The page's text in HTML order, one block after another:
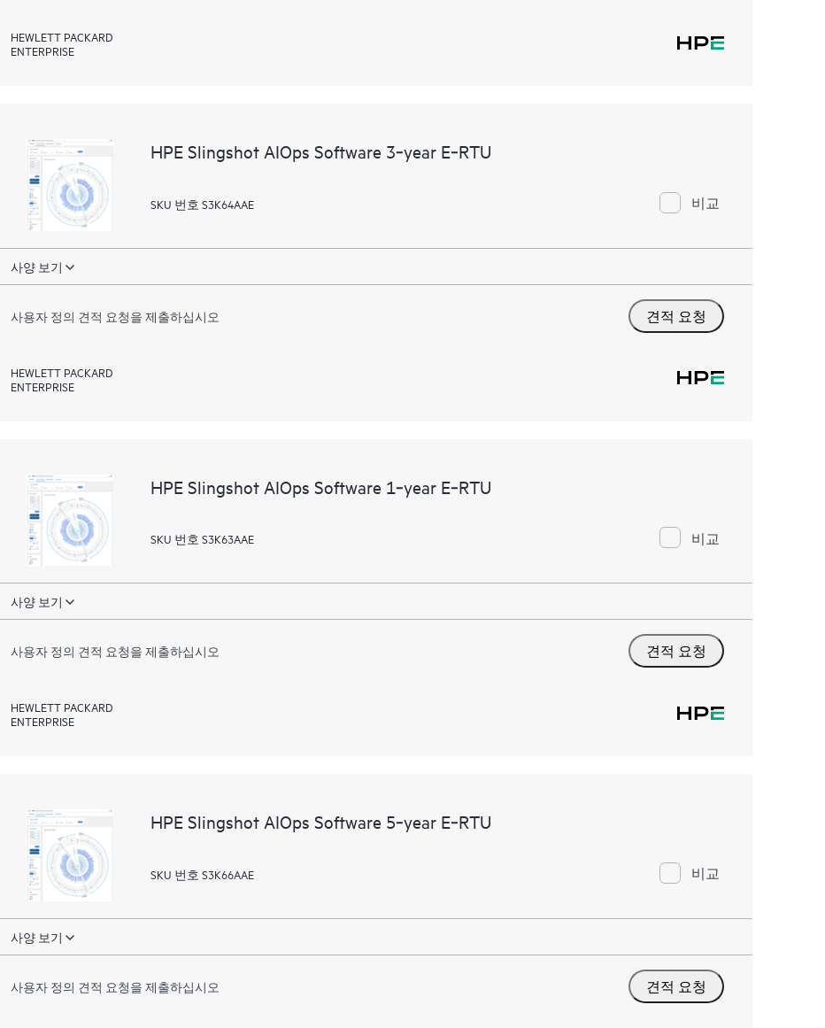
HEWLETT PACKARD
ENTERPRISE
HPE Slingshot AIOps Software 3‑year E‑RTU
SKU 번호 S3K64AAE 비교
사양 보기
사용자 정의 견적 요청을 제출하십시오 견적 요청
HEWLETT PACKARD
ENTERPRISE
HPE Slingshot AIOps Software 1‑year E‑RTU
SKU 번호 S3K63AAE 비교
사양 보기
사용자 정의 견적 요청을 제출하십시오 견적 요청
HEWLETT PACKARD
ENTERPRISE
HPE Slingshot AIOps Software 5‑year E‑RTU
SKU 번호 S3K66AAE 비교
사양 보기
사용자 정의 견적 요청을 제출하십시오 견적 요청